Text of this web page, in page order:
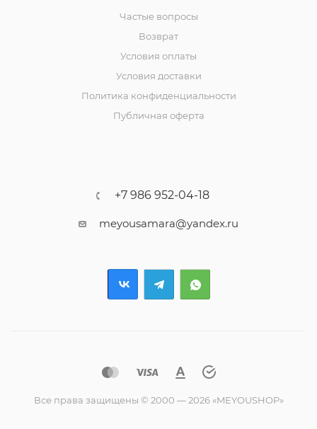
Частые вопросы
Возврат
Условия оплаты
Условия доставки
Политика конфиденциальности
Публичная оферта
+7 986 952-04-18
meyousamara@yandex.ru
Все права защищены © 2000 — 2026 «MEYOUSHOP»